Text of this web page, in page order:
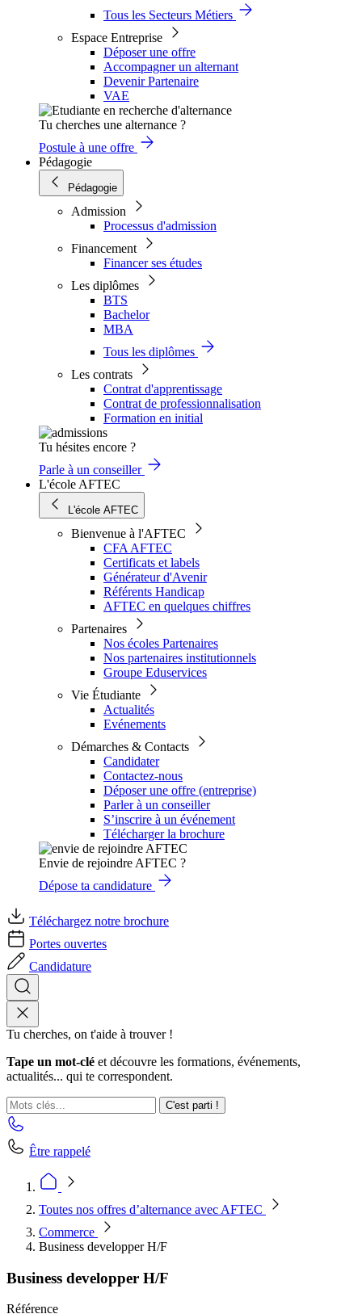
Tous les Secteurs Métiers
Espace Entreprise
Déposer une offre
Accompagner un alternant
Devenir Partenaire
VAE
Tu cherches une alternance ?
Postule à une offre
Pédagogie
Pédagogie
Admission
Processus d'admission
Financement
Financer ses études
Les diplômes
BTS
Bachelor
MBA
Tous les diplômes
Les contrats
Contrat d'apprentissage
Contrat de professionnalisation
Formation en initial
Tu hésites encore ?
Parle à un conseiller
L'école AFTEC
L'école AFTEC
Bienvenue à l'AFTEC
CFA AFTEC
Certificats et labels
Générateur d'Avenir
Référents Handicap
AFTEC en quelques chiffres
Partenaires
Nos écoles Partenaires
Nos partenaires institutionnels
Groupe Eduservices
Vie Étudiante
Actualités
Evénements
Démarches & Contacts
Candidater
Contactez-nous
Déposer une offre (entreprise)
Parler à un conseiller
S’inscrire à un événement
Télécharger la brochure
Envie de rejoindre AFTEC ?
Dépose ta candidature
Téléchargez notre brochure
Portes ouvertes
Candidature
Tu cherches, on t'aide à trouver !
Tape un mot-clé et découvre les formations, événements,
actualités... qui te correspondent.
C'est parti !
Être rappelé
Toutes nos offres d’alternance avec AFTEC
Commerce
Business developper H/F
Business developper H/F
Référence